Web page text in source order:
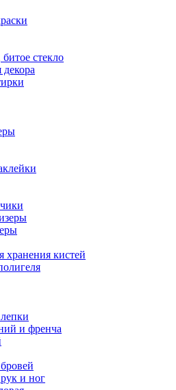
стекло
хранения кистей
и френча
и ног